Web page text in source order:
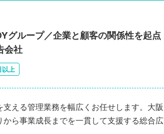
グループ／企業と顧客の関係性を起点
会社
上
える管理業務を幅広くお任せします。大阪
ら事業成長までを一貫して支援する総合広